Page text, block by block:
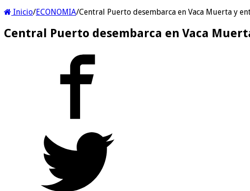
Inicio/ECONOMIA/Central Puerto desembarca en Vaca Muerta y
Central Puerto desembarca en Vaca